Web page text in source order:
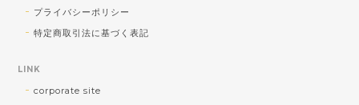
プライバシーポリシー
特定商取引法に基づく表記
LINK
corporate site